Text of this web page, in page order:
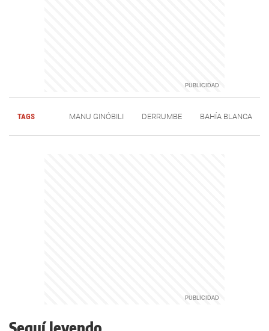
TAGS MANU GINÓBILI DERRUMBE BAHÍA BLANCA